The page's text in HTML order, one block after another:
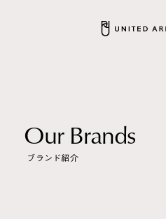
Our Brands
ブランド紹介